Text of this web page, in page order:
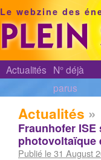
Le webzine des
Actualités N° déjà
parus
Actualités »
Fraunhofer
photovoltaïque
Publié le 31 August